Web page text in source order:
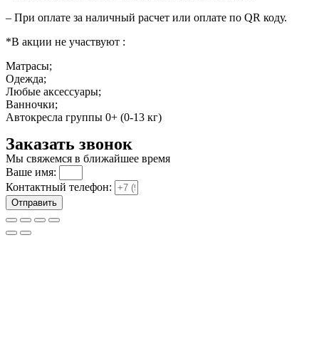
– При оплате за наличный расчет или оплате по QR коду.
*В акции не участвуют :
Матрасы;
Одежда;
Любые аксессуары;
Ванночки;
Автокресла группы 0+ (0-13 кг)
Заказать звонок
Мы свяжемся в ближайшее время
Ваше имя:
Контактный телефон:
Отправить